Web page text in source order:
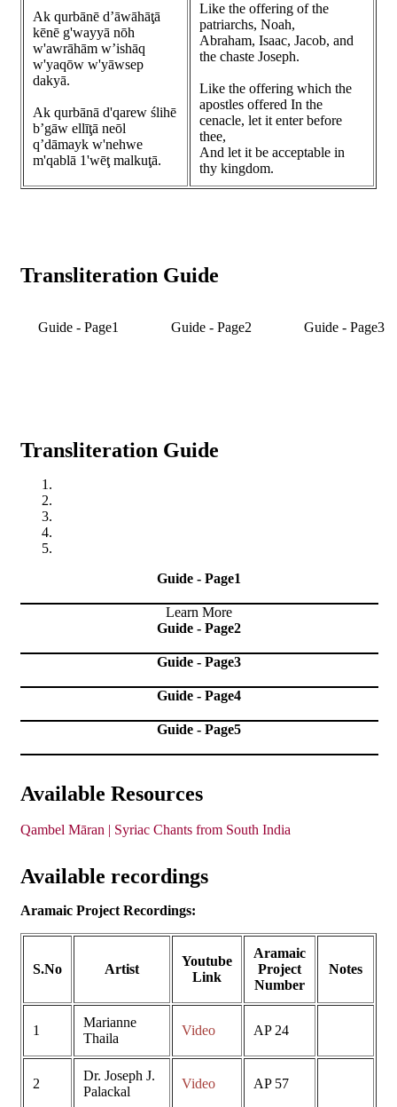
Ak qurbānē d’āwāhāţā
kēnē g'wayyā nōh
w'awrāhām w’ishāq
w'yaqōw w'yāwsep
dakyā.
Ak qurbānā d'qarew ślihē
b’gāw ellīţā neōl
q’dāmayk w'nehwe
m'qablā 1'wēţ malkuţā.
Like the offering of the
patriarchs, Noah,
Abraham, Isaac, Jacob, and
the chaste Joseph.
Like the offering which the
apostles offered In the
cenacle, let it enter before
thee,
And let it be acceptable in
thy kingdom.
Transliteration Guide
Guide - Page1 Guide - Page2 Guide - Page3
Transliteration Guide
Guide - Page1
Learn More
Guide - Page2
Guide - Page3
Guide - Page4
Guide - Page5
Available Resources
Qambel Māran | Syriac Chants from South India
Available recordings
Aramaic Project Recordings:
S.No Artist
Youtube
Link
Aramaic
Project
Number
Notes
1
Marianne
Thaila
Video AP 24
2
Dr. Joseph J.
Palackal
Video AP 57